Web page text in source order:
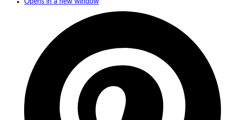
Opens in a new window